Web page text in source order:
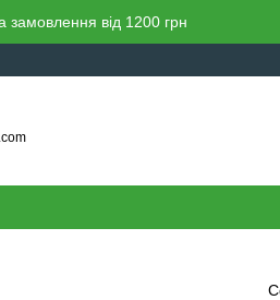
замовлення від 1200 грн